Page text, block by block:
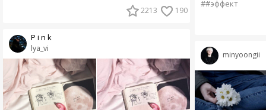
2213 190
lya_vi
P i n k
##эффект
minyoongii